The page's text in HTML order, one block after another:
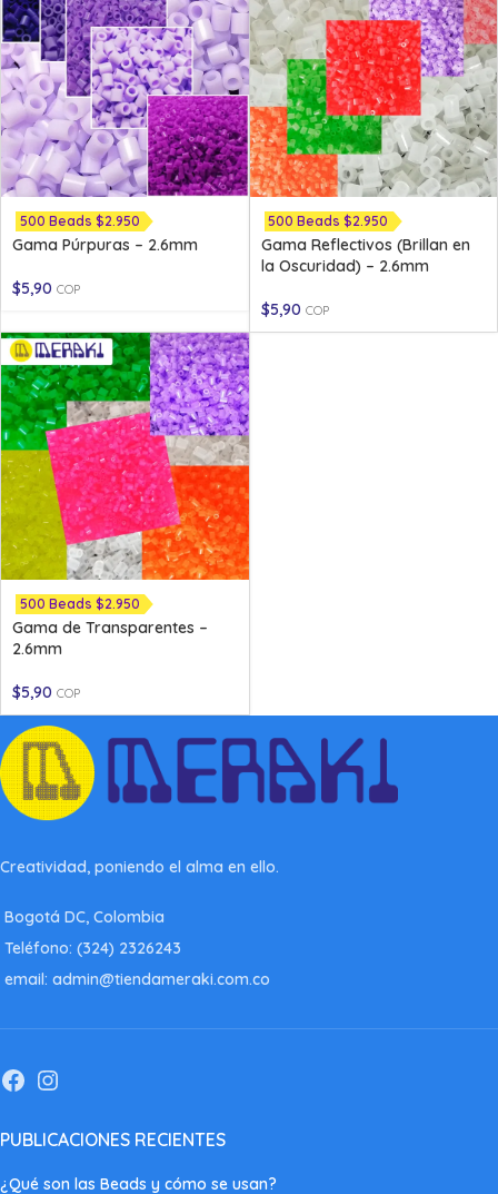
500 Beads $2.950
Gama Púrpuras – 2.6mm
$5,90 COP
500 Beads $2.950
Gama Reflectivos (Brillan en
la Oscuridad) – 2.6mm
$5,90 COP
500 Beads $2.950
Gama de Transparentes –
2.6mm
$5,90 COP
Creatividad, poniendo el alma en ello.
Bogotá DC, Colombia
Teléfono: (324) 2326243
email: admin@tiendameraki.com.co
PUBLICACIONES RECIENTES
¿Qué son las Beads y cómo se usan?